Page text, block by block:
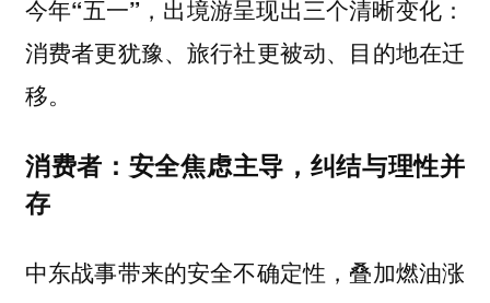
今年“五一”，出境游呈现出三个清晰变化：
消费者更犹豫、旅行社更被动、目的地在迁
移。
消费者：安全焦虑主导，纠结与理性并
存
中东战事带来的安全不确定性，叠加燃油涨